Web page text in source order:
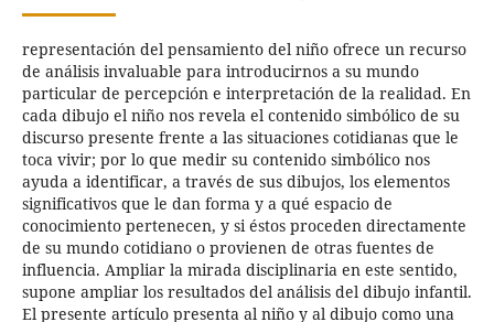
representación del pensamiento del niño ofrece un recurso
de análisis invaluable para introducirnos a su mundo
particular de percepción e interpretación de la realidad. En
cada dibujo el niño nos revela el contenido simbólico de su
discurso presente frente a las situaciones cotidianas que le
toca vivir; por lo que medir su contenido simbólico nos
ayuda a identificar, a través de sus dibujos, los elementos
significativos que le dan forma y a qué espacio de
conocimiento pertenecen, y si éstos proceden directamente
de su mundo cotidiano o provienen de otras fuentes de
influencia. Ampliar la mirada disciplinaria en este sentido,
supone ampliar los resultados del análisis del dibujo infantil.
El presente artículo presenta al niño y al dibujo como una